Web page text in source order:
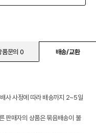
품문의 0 배송/교환
사 사정에 따라 배송까지 2~5일
판매자의 상품은 묶음배송이 불